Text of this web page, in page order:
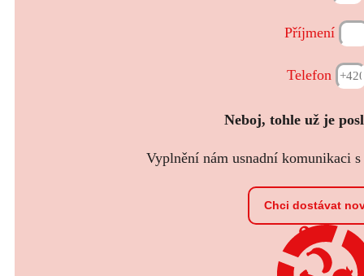
Příjmení
Telefon
Neboj, tohle už je
Vyplnění nám usnadní komunikaci
Chci dostávat